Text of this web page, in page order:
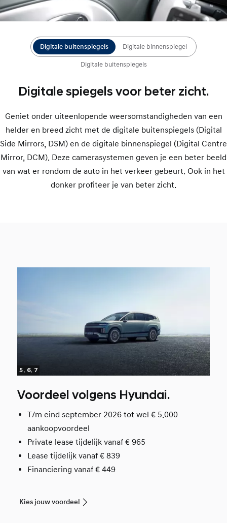
Digitale spiegels voor beter zicht.
Geniet onder uiteenlopende weersomstandigheden van een
helder en breed zicht met de digitale buitenspiegels (Digital
Side Mirrors, DSM) en de digitale binnenspiegel (Digital Centre
Mirror, DCM). Deze camerasystemen geven je een beter beeld
van wat er rondom de auto in het verkeer gebeurt. Ook in het
donker profiteer je van beter zicht.
Digitale buitenspiegels Digitale binnenspiegel
Digitale buitenspiegels
5, 6, 7
Voordeel volgens Hyundai.
T/m eind september 2026 tot wel € 5.000
aankoopvoordeel
Private lease tijdelijk vanaf € 965
Lease tijdelijk vanaf € 839
Financiering vanaf € 449
Kies jouw voordeel